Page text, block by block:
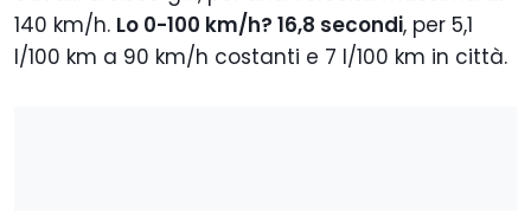
140 km/h. Lo 0-100 km/h? 16,8 secondi, per 5,1
l/100 km a 90 km/h costanti e 7 l/100 km in città.